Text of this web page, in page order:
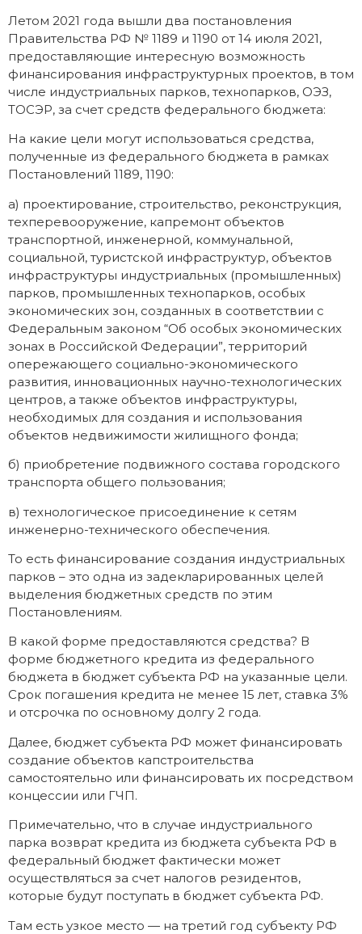
Летом 2021 года вышли два постановления
Правительства РФ № 1189 и 1190 от 14 июля 2021,
предоставляющие интересную возможность
финансирования инфраструктурных проектов, в том
числе индустриальных парков, технопарков, ОЭЗ,
ТОСЭР, за счет средств федерального бюджета:
На какие цели могут использоваться средства,
полученные из федерального бюджета в рамках
Постановлений 1189, 1190:
а) проектирование, строительство, реконструкция,
техперевооружение, капремонт объектов
транспортной, инженерной, коммунальной,
социальной, туристской инфраструктур, объектов
инфраструктуры индустриальных (промышленных)
парков, промышленных технопарков, особых
экономических зон, созданных в соответствии с
Федеральным законом “Об особых экономических
зонах в Российской Федерации”, территорий
опережающего социально-экономического
развития, инновационных научно-технологических
центров, а также объектов инфраструктуры,
необходимых для создания и использования
объектов недвижимости жилищного фонда;
б) приобретение подвижного состава городского
транспорта общего пользования;
в) технологическое присоединение к сетям
инженерно-технического обеспечения.
То есть финансирование создания индустриальных
парков – это одна из задекларированных целей
выделения бюджетных средств по этим
Постановлениям.
В какой форме предоставляются средства? В
форме бюджетного кредита из федерального
бюджета в бюджет субъекта РФ на указанные цели.
Срок погашения кредита не менее 15 лет, ставка 3%
и отсрочка по основному долгу 2 года.
Далее, бюджет субъекта РФ может финансировать
создание объектов капстроительства
самостоятельно или финансировать их посредством
концессии или ГЧП.
Примечательно, что в случае индустриального
парка возврат кредита из бюджета субъекта РФ в
федеральный бюджет фактически может
осуществляться за счет налогов резидентов,
которые будут поступать в бюджет субъекта РФ.
Там есть узкое место — на третий год субъекту РФ